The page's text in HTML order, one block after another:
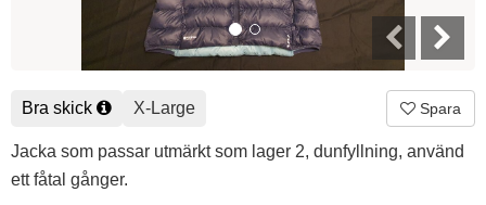
Spara
Bra skick X-Large
Jacka som passar utmärkt som lager 2, dunfyllning, använd
ett fåtal gånger.